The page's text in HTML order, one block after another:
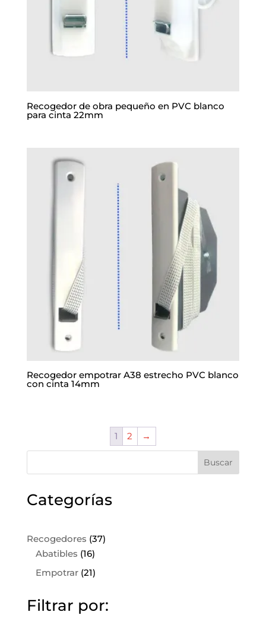
Recogedor de obra pequeño en PVC blanco
para cinta 22mm
Recogedor empotrar A38 estrecho PVC blanco
con cinta 14mm
1 2 →
Buscar
Categorías
Recogedores 3737
Abatibles 1616
productos
Empotrar 2121
Filtrar por: